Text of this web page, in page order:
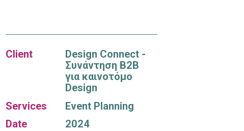
Client
Design Connect -
Συνάντηση B2B
για καινοτόμο
Design
Services
Event Planning
Date
2024